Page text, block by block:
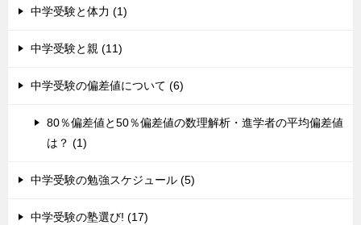
中学受験と体力 (1)
中学受験と親 (11)
中学受験の偏差値について (6)
80％偏差値と50％偏差値の数理解析・進学者の平均偏差値
は？ (1)
中学受験の勉強スケジュール (5)
中学受験の塾選び! (17)